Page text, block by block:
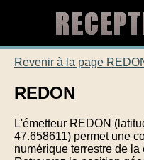
Revenir à la page
REDON
L'émetteur REDON
47.658611) permet une
numérique terrestre de